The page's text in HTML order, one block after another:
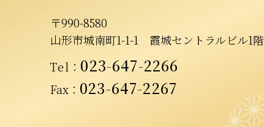
〒990-8580
山形市城南町1-1-1 霞城セントラルビル1階
Tel ： 023-647-2266
Fax： 023-647-2267